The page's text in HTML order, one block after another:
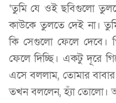
‘তুমি যে ওই ছবিগুলো
কাউকে তুলতে দেই না।
কি সেগুলো ফেলে দেবে।
ফেলে দিচ্ছি। একটু দূরে
এসে বললাম, তোমার
তখন বললেন, হ্যাঁ তোলো।